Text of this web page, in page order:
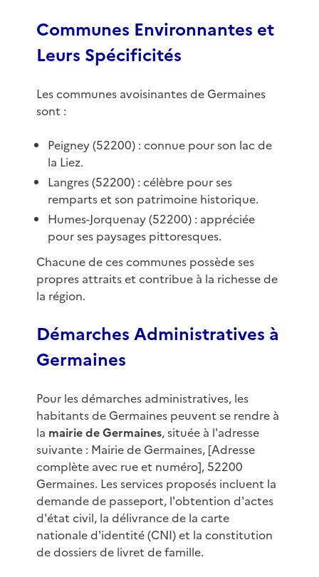
Communes Environnantes et
Leurs Spécificités
Les communes avoisinantes de Germaines
sont :
Peigney (52200) : connue pour son lac de
la Liez.
Langres (52200) : célèbre pour ses
remparts et son patrimoine historique.
Humes-Jorquenay (52200) : appréciée
pour ses paysages pittoresques.
Chacune de ces communes possède ses
propres attraits et contribue à la richesse de
la région.
Démarches Administratives à
Germaines
Pour les démarches administratives, les
habitants de Germaines peuvent se rendre à
la mairie de Germaines, située à l'adresse
suivante : Mairie de Germaines, [Adresse
complète avec rue et numéro], 52200
Germaines. Les services proposés incluent la
demande de passeport, l'obtention d'actes
d'état civil, la délivrance de la carte
nationale d'identité (CNI) et la constitution
de dossiers de livret de famille.